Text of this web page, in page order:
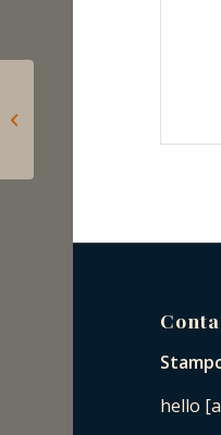
hello
gyűjteménydarabok...